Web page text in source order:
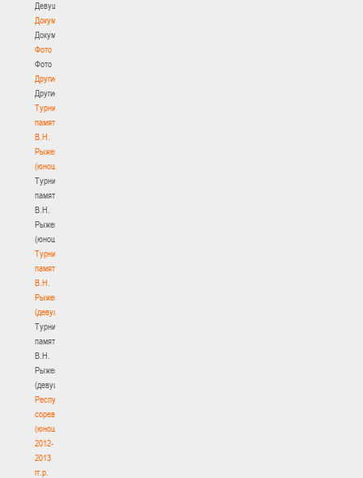
Девушки
Документы
Документы
Фото
Фото
Другие
Другие
Турнир
памяти
В.Н.
Рыженкова
(юноши)
Турнир
памяти
В.Н.
Рыженкова
(юноши)
Турнир
памяти
В.Н.
Рыженкова
(девушки)
Турнир
памяти
В.Н.
Рыженкова
(девушки)
Республиканские
соревнования
(юноши)
2012-
2013
гг.р.